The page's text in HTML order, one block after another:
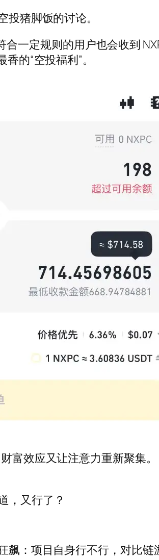
猪脚饭的讨论。
一定规则的用户也会收到
的“空投福利”。
富效应又让注意力重新聚集
，又行了？
飙：项目自身行不行，对比链